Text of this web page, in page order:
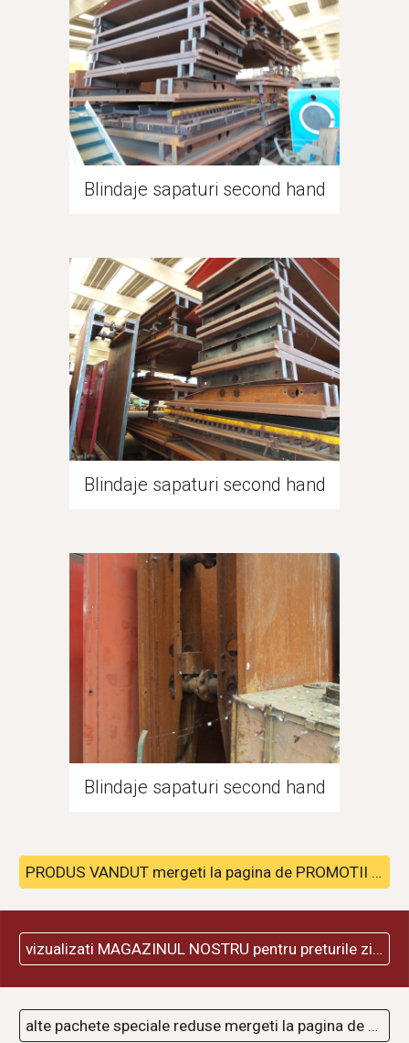
Blindaje sapaturi second hand
Blindaje sapaturi second hand
Blindaje sapaturi second hand
PRODUS VANDUT mergeti la pagina de PROMOTII pentru alte pachete disponibile
vizualizati MAGAZINUL NOSTRU pentru preturile zilei
alte pachete speciale reduse mergeti la pagina de REDUCERI